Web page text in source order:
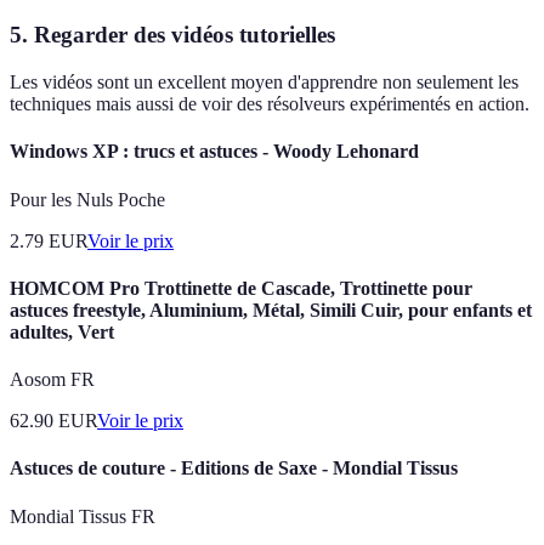
5. Regarder des vidéos tutorielles
Les vidéos sont un excellent moyen d'apprendre non seulement les
techniques mais aussi de voir des résolveurs expérimentés en action.
Windows XP : trucs et astuces - Woody Lehonard
Pour les Nuls Poche
2.79 EURVoir le prix
HOMCOM Pro Trottinette de Cascade, Trottinette pour
astuces freestyle, Aluminium, Métal, Simili Cuir, pour enfants et
adultes, Vert
Aosom FR
62.90 EURVoir le prix
Astuces de couture - Editions de Saxe - Mondial Tissus
Mondial Tissus FR